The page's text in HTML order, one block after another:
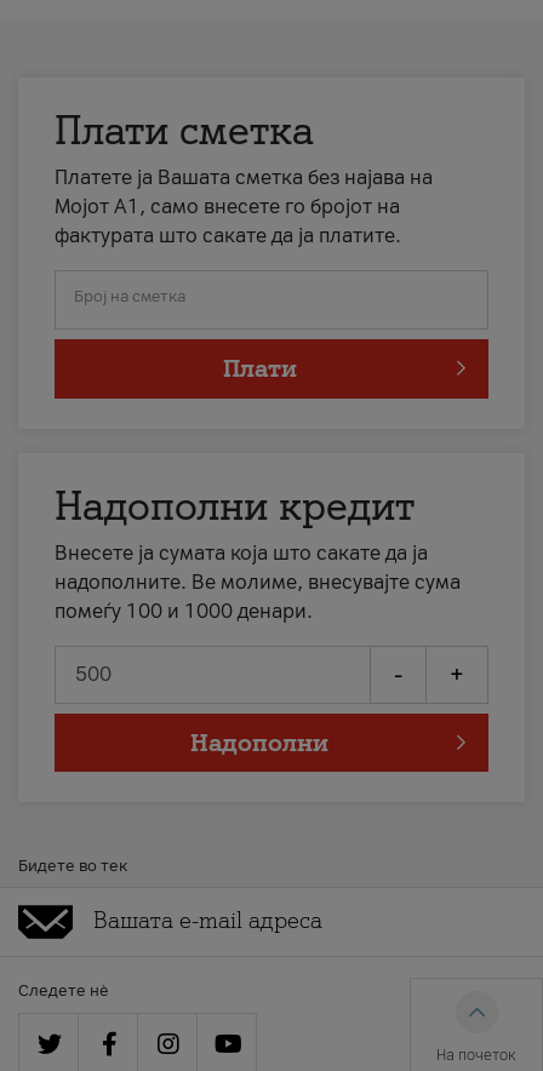
Плати сметка
Платете ја Вашата сметка без најава на
Мојот А1, само внесете го бројот на
фактурата што сакате да ја платите.
Број на сметка
Плати
Надополни кредит
Внесете ја сумата која што сакате да ја
надополните. Ве молиме, внесувајте сума
помеѓу 100 и 1000 денари.
- +
Надополни
Бидете во тек
Следете нè
На почеток